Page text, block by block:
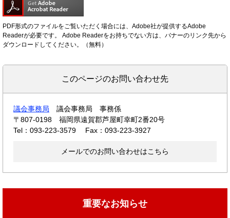
PDF形式のファイルをご覧いただく場合には、Adobe社が提供するAdobe
Readerが必要です。
Adobe Readerをお持ちでない方は、バナーのリンク先から
ダウンロードしてください。（無料）
このページのお問い合わせ先
議会事務局
議会事務局 事務係
〒807-0198
福岡県遠賀郡芦屋町幸町2番20号
Tel：093-223-3579
Fax：093-223-3927
メールでのお問い合わせはこちら
重要なお知らせ